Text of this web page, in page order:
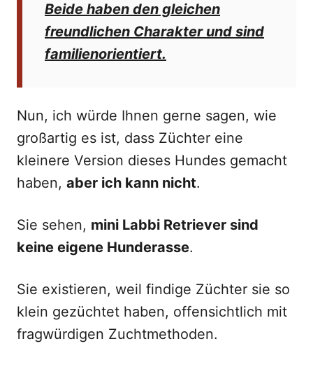
Beide haben den gleichen
freundlichen Charakter und sind
familienorientiert.
Nun, ich würde Ihnen gerne sagen, wie
großartig es ist, dass Züchter eine
kleinere Version dieses Hundes gemacht
haben, aber ich kann nicht.
Sie sehen, mini Labbi Retriever sind
keine eigene Hunderasse.
Sie existieren, weil findige Züchter sie so
klein gezüchtet haben, offensichtlich mit
fragwürdigen Zuchtmethoden.